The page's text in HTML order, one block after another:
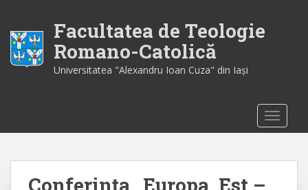
i
Facultatea de Teologie
Romano-Catolică
Universitatea "Alexandru Ioan Cuza" din Iaşi
Conferința „Europa, Est –